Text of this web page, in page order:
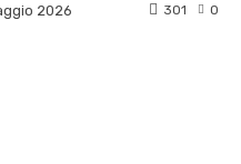
2026 0
301